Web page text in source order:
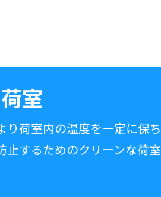
室
り荷室内の温度を一定に保ち
止するためのクリーンな荷室